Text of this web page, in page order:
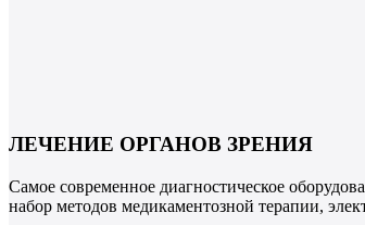
ЛЕЧЕНИЕ ОРГАНОВ ЗРЕНИЯ
Самое современное диагностическое
набор методов медикаментозной терапии,